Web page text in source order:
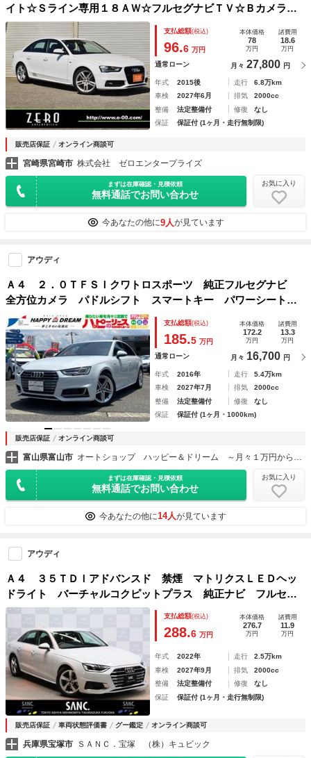
イト☆Ｓライン専用１８ＡＷ☆フルセグナビＴＶ☆Ｂカメラ☆
ドラレコ☆ＥＴＣ☆ブラインドスポットモニター☆ハーフレザ
ーシート☆シートヒーター
支払総額(税込)
96.6 万円
本体価格
78
万円
諸費用
18.6
万円
通常ローン 月々 27,800 円
年式 2015後 走行
6.8万km
車検
2027年6月 排気
2000cc
整備
法定整備付 修復
なし
保証
保証付 (1ヶ月・走行無制限)
販売店保証 オンライン商談可
宮崎県宮崎市 株式会社 ゼロエンタープライズ
まずは在庫確認・見積依頼
無料通話でお問い合わせ
お気に入り
今あなたの他に9人が見ています
アウディ
Ａ４ ２．０ＴＦＳＩクワトロスポーツ 純正フルセグナビ
全方位カメラ パドルシフト スマートキー パワーシート
オートライト オートワイパー シートヒーター ヒーテッド
ミラー クルーズコントロール リアフォグライト 純正Ａ
Ｗ ＥＴＣ
支払総額(税込)
185.5 万円
本体価格
172.2
万円
諸費用
13.3
万円
通常ローン 月々 16,700 円
年式 2016年 走行
5.4万km
車検
2027年7月 排気
2000cc
整備
法定整備付 修復
なし
保証
保証付 (1ヶ月・1000km)
販売店保証 オンライン商談可
富山県富山市 オートショップ ハッピー＆ドリーム ～月々１万円から乗れる！フラット７富山店～
まずは在庫確認・見積依頼
無料通話でお問い合わせ
お気に入り
今あなたの他に14人が見ています
アウディ
Ａ４ ３５ＴＤＩアドバンスド 禁煙 マトリクスＬＥＤヘッ
ドライト バーチャルコクピットプラス 純正ナビ フルセグ
ＴＶ ３６０°カメラ 前後コーナーセンサー 衝突被害軽減ブ
レーキ パークアシスト 後席独立調整エアコン スマートキ
ー
支払総額(税込)
288.6 万円
本体価格
276.7
万円
諸費用
11.9
万円
年式 2022年 走行
2.5万km
車検
2027年9月 排気
2000cc
整備
法定整備付 修復
なし
保証
保証付 (1ヶ月・走行無制限)
販売店保証 車両状態評価書 グー鑑定 オンライン商談可
兵庫県宝塚市 ＳＡＮＣ．宝塚 （株）キュビック